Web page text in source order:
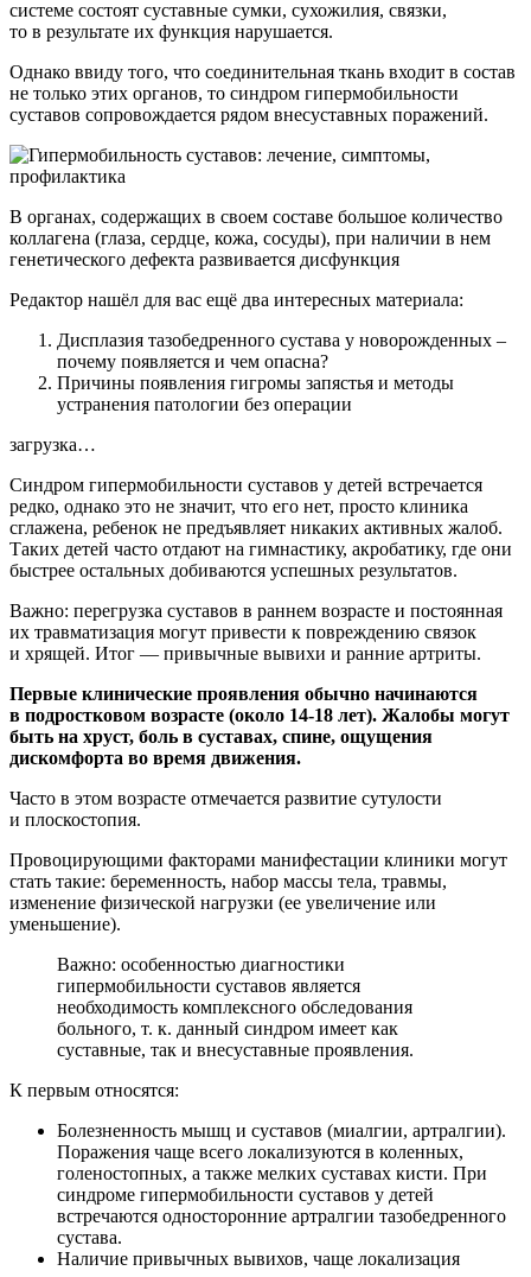
системе состоят суставные сумки, сухожилия, связки,
то в результате их функция нарушается.
Однако ввиду того, что соединительная ткань входит в состав
не только этих органов, то синдром гипермобильности
суставов сопровождается рядом внесуставных поражений.
В органах, содержащих в своем составе большое количество
коллагена (глаза, сердце, кожа, сосуды), при наличии в нем
генетического дефекта развивается дисфункция
Редактор нашёл для вас ещё два интересных материала:
Дисплазия тазобедренного сустава у новорожденных –
почему появляется и чем опасна?
Причины появления гигромы запястья и методы
устранения патологии без операции
загрузка…
Синдром гипермобильности суставов у детей встречается
редко, однако это не значит, что его нет, просто клиника
сглажена, ребенок не предъявляет никаких активных жалоб.
Таких детей часто отдают на гимнастику, акробатику, где они
быстрее остальных добиваются успешных результатов.
Важно: перегрузка суставов в раннем возрасте и постоянная
их травматизация могут привести к повреждению связок
и хрящей. Итог — привычные вывихи и ранние артриты.
Первые клинические проявления обычно начинаются
в подростковом возрасте (около 14-18 лет). Жалобы могут
быть на хруст, боль в суставах, спине, ощущения
дискомфорта во время движения.
Часто в этом возрасте отмечается развитие сутулости
и плоскостопия.
Провоцирующими факторами манифестации клиники могут
стать такие: беременность, набор массы тела, травмы,
изменение физической нагрузки (ее увеличение или
уменьшение).
Важно: особенностью диагностики
гипермобильности суставов является
необходимость комплексного обследования
больного, т. к. данный синдром имеет как
суставные, так и внесуставные проявления.
К первым относятся:
Болезненность мышц и суставов (миалгии, артралгии).
Поражения чаще всего локализуются в коленных,
голеностопных, а также мелких суставах кисти. При
синдроме гипермобильности суставов у детей
встречаются односторонние артралгии тазобедренного
сустава.
Наличие привычных вывихов, чаще локализация